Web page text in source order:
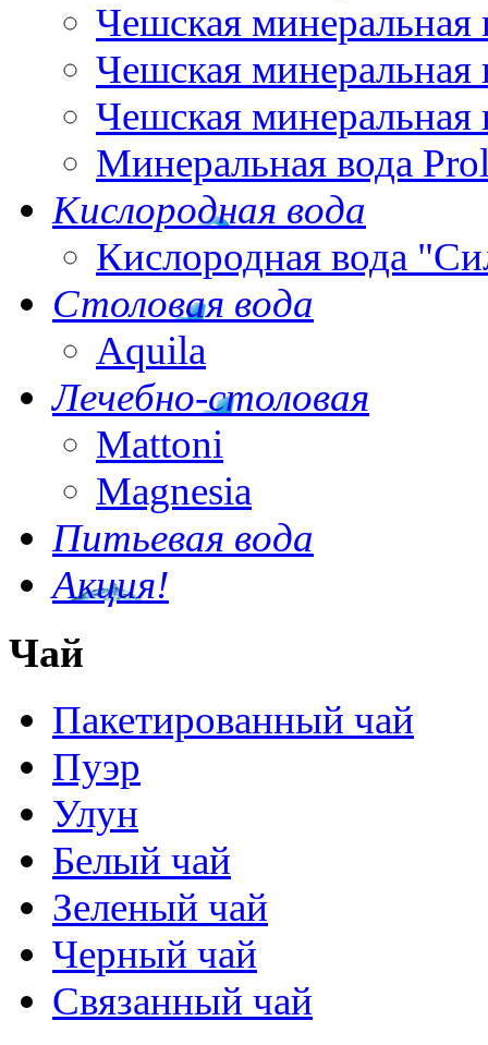
Чешская минеральная
Чешская минеральная
Чешская минеральная
Минеральная вода
Кислородная вода
Кислородная вода
Столовая вода
Aquila
Лечебно-столовая
Mattoni
Magnesia
Питьевая вода
Акция!
Чай
Пакетированный чай
Пуэр
Улун
Белый чай
Зеленый чай
Черный чай
Связанный чай